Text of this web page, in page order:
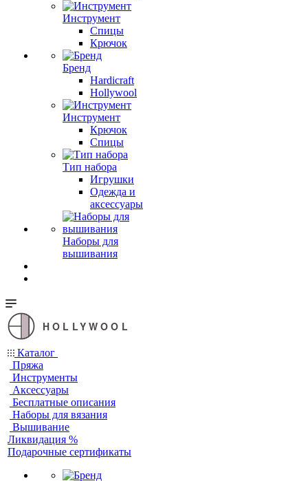
Инструмент
Спицы
Крючок
Бренд
Hardicraft
Hollywool
Инструмент
Крючок
Спицы
Тип набора
Игрушки
Одежда и
аксессуары
Наборы для
вышивания
HOLLYWOOL
Каталог
Пряжа
Инструменты
Аксессуары
Бесплатные описания
Наборы для вязания
Вышивание
Ликвидация %
Подарочные сертификаты